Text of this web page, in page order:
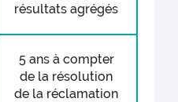
résultats agrégés
5 ans à compter
de la résolution
de la réclamation